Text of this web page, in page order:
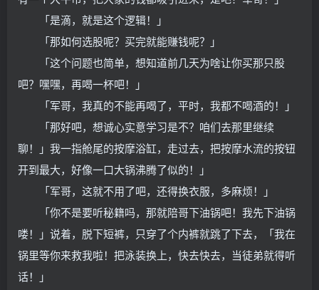
「是滴，就是这个逻辑！」
「那如何选股呢？买完就能赚钱呢？」
「这个问题也简单，想知道前几天为啥让你买那只股
吧？嘿嘿，再喝一杯吧！」
「军哥，我真的不能再喝了，平时，我都不喝酒的！」
「那好吧，想诚心实意学习是不？咱们去那里继续
聊！」我一指舱尾的按摩浴缸，走过去，把按摩水流的按钮
开到最大，好像一口大锅沸腾了似的！」
「军哥，这就不用了吧，还得换衣服，多麻烦！」
「你不是要听秘籍吗，那就陪哥下油锅吧！我先下油锅
喽！」说着，脱下短裤，只穿了个内裤就跳了下去，「我在
锅里等你来救我啦！把泳装换上，快去快去，当徒弟就得听
话！」